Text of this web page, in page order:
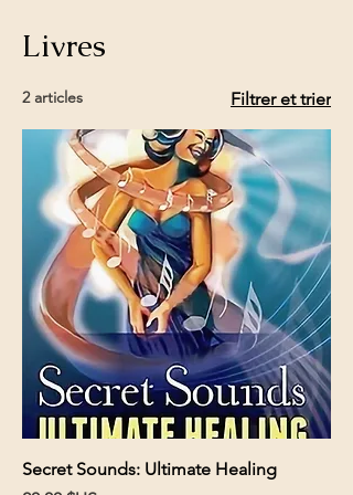
Livres
2 articles Filtrer et trier
Secret Sounds: Ultimate Healing